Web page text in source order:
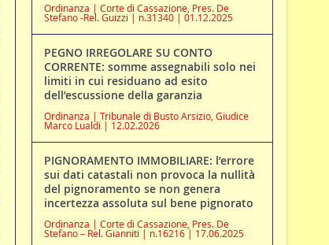
Ordinanza | Corte di Cassazione, Pres. De
Stefano -Rel. Guizzi | n.31340 | 01.12.2025
PEGNO IRREGOLARE SU CONTO
CORRENTE: somme assegnabili solo nei
limiti in cui residuano ad esito
dell’escussione della garanzia
Ordinanza | Tribunale di Busto Arsizio, Giudice
Marco Lualdi | 12.02.2026
PIGNORAMENTO IMMOBILIARE: l’errore
sui dati catastali non provoca la nullità
del pignoramento se non genera
incertezza assoluta sul bene pignorato
Ordinanza | Corte di Cassazione, Pres. De
Stefano – Rel. Gianniti | n.16216 | 17.06.2025